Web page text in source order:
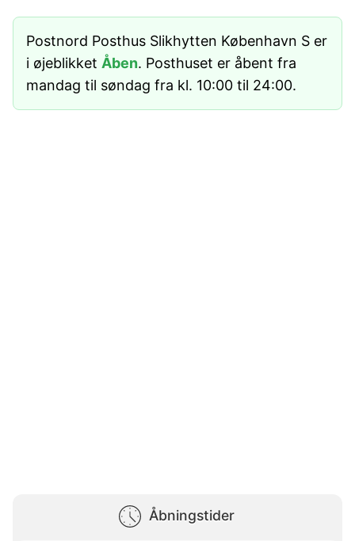
Postnord Posthus Slikhytten København S er
i øjeblikket Åben. Posthuset er åbent fra
mandag til søndag fra kl. 10:00 til 24:00.
Åbningstider